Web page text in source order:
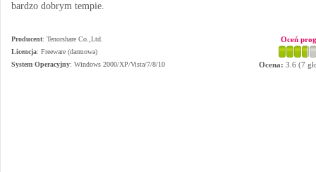
bardzo dobrym tempie.
Producent: Tenorshare Co.,Ltd.
Licencja: Freeware (darmowa)
System Operacyjny: Windows 2000/XP/Vista/7/8/10
Oceń
Ocena: 3.6 (7